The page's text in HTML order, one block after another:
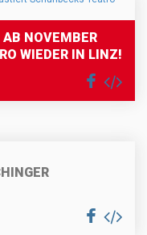
NOVEMBER
WIEDER IN LINZ!